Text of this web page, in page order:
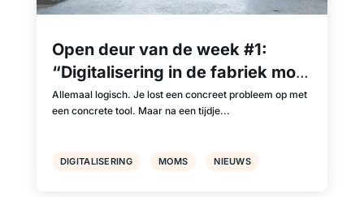
Open deur van de week #1:
“Digitalisering in de fabriek moet
integraal gebeuren.”
DIGITALISERING MOMS NIEUWS
Allemaal logisch. Je lost een concreet probleem op met
een concrete tool. Maar na een tijdje...